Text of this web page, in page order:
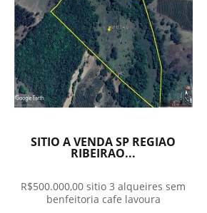
SITIO A VENDA SP REGIAO
RIBEIRAO...
R$500.000,00 sitio 3 alqueires sem
benfeitoria cafe lavoura